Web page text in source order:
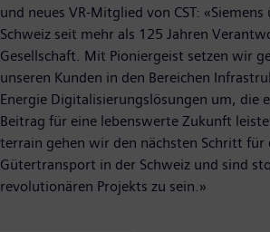
und neues VR-Mitglied von CST:
Schweiz seit mehr als 125 Jahren
Gesellschaft. Mit Pioniergeist setzen wir
unseren Kunden in den Bereichen
Energie Digitalisierungslösungen um, die
Beitrag für eine lebenswerte Zukunft
terrain gehen wir den nächsten Schritt für
Gütertransport in der Schweiz und sind
revolutionären Projekts zu sein.»